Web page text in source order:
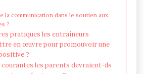
la communication dans le soutien aux
?
pratiques les entraîneurs
en œuvre pour promouvoir une
?
courantes les parents devraient-ils